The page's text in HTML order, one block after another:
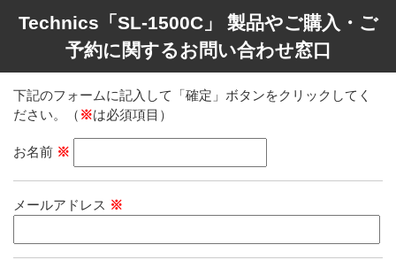
Technics「SL-1500C」 製品やご購入・ご
予約に関するお問い合わせ窓口
下記のフォームに記入して「確定」ボタンをクリックしてく
ださい。（ ※は必須項目）
お名前 ※
メールアドレス ※